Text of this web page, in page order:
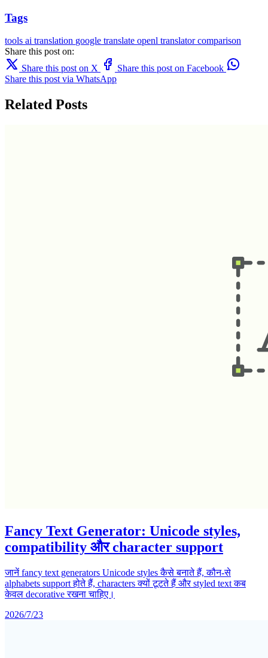
Tags
tools ai translation google translate openl translator comparison
Share this post on:
Share this post on X
Share this post on Facebook
Share this post via WhatsApp
Related Posts
Fancy Text Generator: Unicode styles,
compatibility और character support
जानें fancy text generators Unicode styles कैसे बनाते हैं, कौन-से
alphabets support होते हैं, characters क्यों टूटते हैं और styled text कब
केवल decorative रखना चाहिए।
2026/7/23